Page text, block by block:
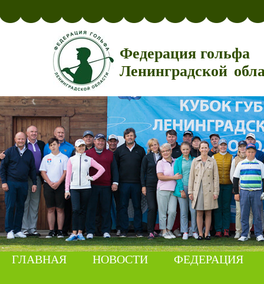
Федерация гольфа
Ленинградской
ГЛАВНАЯ НОВОСТИ ФЕДЕРАЦИЯ